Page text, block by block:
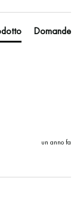
Domande
un anno fa